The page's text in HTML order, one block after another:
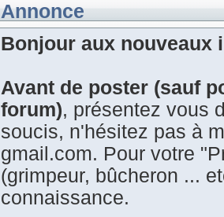
Annonce
Bonjour aux nouveaux
Avant de poster (sauf
forum), présentez vous
soucis, n'hésitez pas à
gmail.com. Pour votre
(grimpeur, bûcheron ...
connaissance.